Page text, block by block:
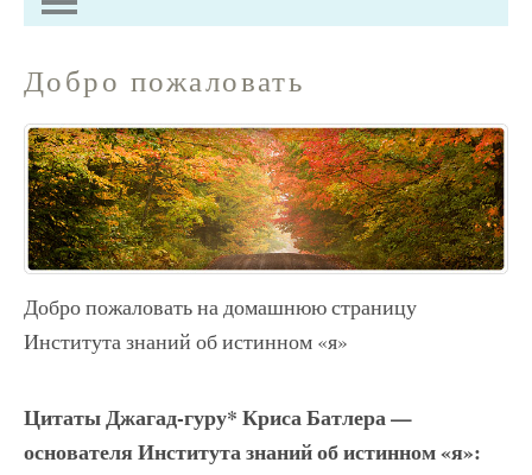
Добро пожаловать
Добро пожаловать на домашнюю страницу
Института знаний об истинном «я»
Цитаты Джагад-гуру* Криса Батлера —
основателя Института знаний об истинном «я»: